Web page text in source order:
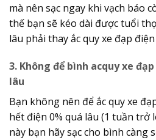
mà nên sạc ngay khi vạch báo
thế bạn sẽ kéo dài được tuổi
lâu phải thay ắc quy xe đạp
3. Không để bình acquy xe
lâu
Bạn không nên để ắc quy xe
hết điện 0% quá lâu (1 tuần trở
này bạn hãy sạc cho bình càng